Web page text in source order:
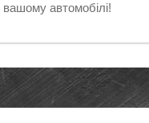
автомобілі!